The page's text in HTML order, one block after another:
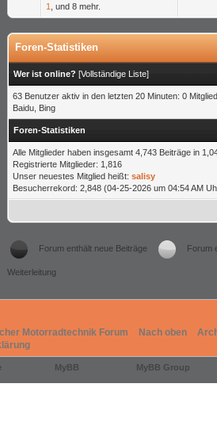
1
, und 8 mehr.
Foren-Statistiken
Wer ist online? [Vollständige Liste]
63 Benutzer aktiv in den letzten 20 Minuten: 0
Baidu, Bing
Foren-Statistiken
Alle Mitglieder haben insgesamt 4,743 Beiträge in
Registrierte Mitglieder: 1,816
Unser neuestes Mitglied heißt: salisy
Besucherrekord: 2,848 (04-25-2026 um 04:54 AM
Forum enthält neue Beiträge Forum
Weiterleitung
Motorradtechnik Forum Nach oben
MyBB MyBB Group